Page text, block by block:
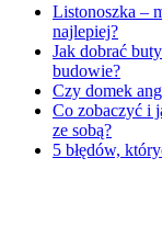
Listonoszka –
najlepiej?
Jak dobrać
budowie?
Czy domek
Co zobaczyć i
ze sobą?
5 błędów,